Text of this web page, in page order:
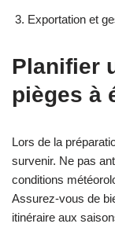
Exportation et
Planifier
pièges à
Lors de la
survenir. Ne pas
conditions
Assurez-vous de
itinéraire aux